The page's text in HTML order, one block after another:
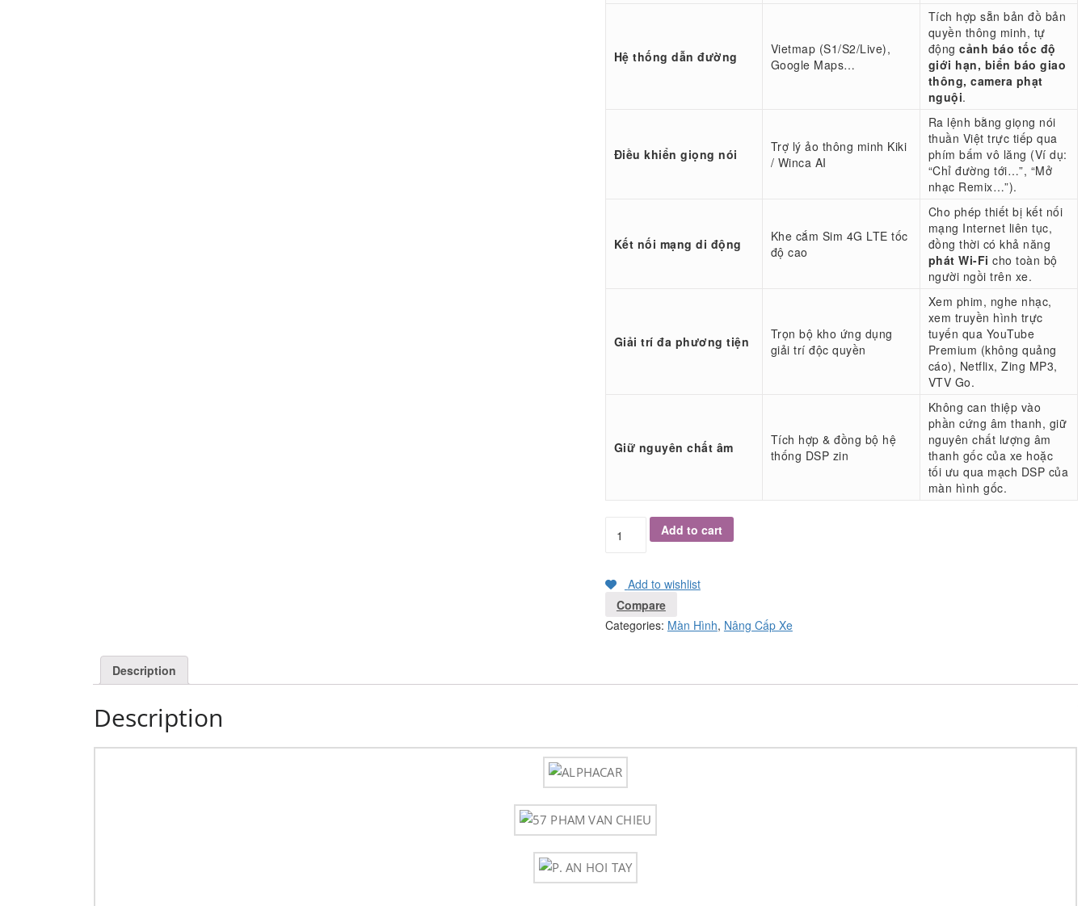
Hệ thống dẫn đường
Vietmap (S1/S2/Live),
Google Maps…
Tích hợp sẵn bản đồ bản
quyền thông minh, tự
độngcảnh báo tốc độ
giới hạn, biển báo giao
thông, camera phạt
nguội.
Điều khiển giọng nói
Trợ lý ảo thông minh Kiki
/ Winca AI
Ra lệnh bằng giọng nói
thuần Việt trực tiếp qua
phím bấm vô lăng (Ví dụ:
“Chỉ đường tới…”, “Mở
nhạc Remix…”).
Kết nối mạng di động
Khe cắm Sim 4G LTE tốc
độ cao
Cho phép thiết bị kết nối
mạng Internet liên tục,
đồng thời có khả năng
phát Wi-Fi cho toàn bộ
người ngồi trên xe.
Giải trí đa phương tiện
Trọn bộ kho ứng dụng
giải trí độc quyền
Xem phim, nghe nhạc,
xem truyền hình trực
tuyến qua YouTube
Premium (không quảng
cáo), Netflix, Zing MP3,
VTV Go.
Giữ nguyên chất âm
Tích hợp & đồng bộ hệ
thống DSP zin
Không can thiệp vào
phần cứng âm thanh, giữ
nguyên chất lượng âm
thanh gốc của xe hoặc
tối ưu qua mạch DSP của
màn hình gốc.
Add to cart
Add to wishlist
Compare
Categories: Màn Hình, Nâng Cấp Xe
Description
Description